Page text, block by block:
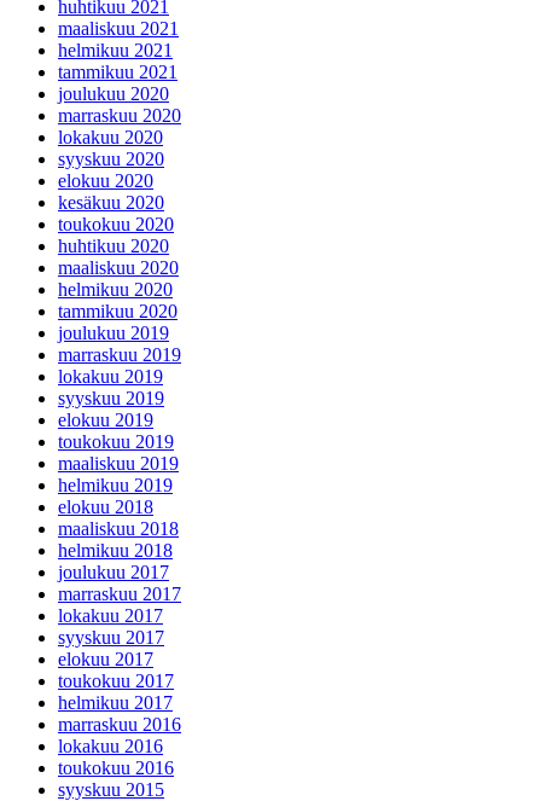
huhtikuu 2021
maaliskuu 2021
helmikuu 2021
tammikuu 2021
joulukuu 2020
marraskuu 2020
lokakuu 2020
syyskuu 2020
elokuu 2020
kesäkuu 2020
toukokuu 2020
huhtikuu 2020
maaliskuu 2020
helmikuu 2020
tammikuu 2020
joulukuu 2019
marraskuu 2019
lokakuu 2019
syyskuu 2019
elokuu 2019
toukokuu 2019
maaliskuu 2019
helmikuu 2019
elokuu 2018
maaliskuu 2018
helmikuu 2018
joulukuu 2017
marraskuu 2017
lokakuu 2017
syyskuu 2017
elokuu 2017
toukokuu 2017
helmikuu 2017
marraskuu 2016
lokakuu 2016
toukokuu 2016
syyskuu 2015